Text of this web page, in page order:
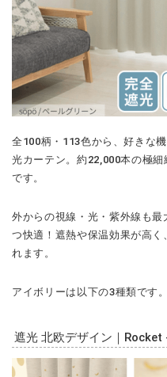
全100柄・113色から、好きな
光カーテン。約22,000本の極
です。
外からの視線・光・紫外線も
つ快適！遮熱や保温効果が高
れます。
アイボリーは以下の3種類です。
遮光 北欧デザイン｜